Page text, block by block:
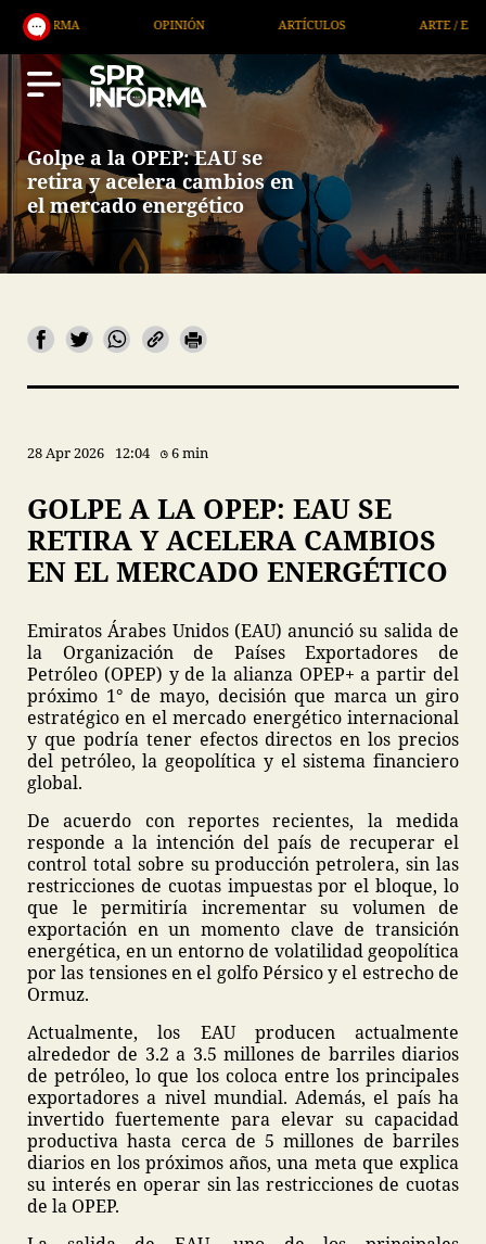
OPINIÓN ARTÍCULOS ARTE / ENTRETENIMIENTO
Golpe a la OPEP: EAU se
retira y acelera cambios en
el mercado energético
28 Apr 2026 12:04 6 min
GOLPE A LA OPEP: EAU SE
RETIRA Y ACELERA CAMBIOS
EN EL MERCADO ENERGÉTICO
Emiratos Árabes Unidos (EAU) anunció su salida de
la Organización de Países Exportadores de
Petróleo (OPEP) y de la alianza OPEP+ a partir del
próximo 1° de mayo, decisión que marca un giro
estratégico en el mercado energético internacional
y que podría tener efectos directos en los precios
del petróleo, la geopolítica y el sistema financiero
global.
De acuerdo con reportes recientes, la medida
responde a la intención del país de recuperar el
control total sobre su producción petrolera, sin las
restricciones de cuotas impuestas por el bloque, lo
que le permitiría incrementar su volumen de
exportación en un momento clave de transición
energética, en un entorno de volatilidad geopolítica
por las tensiones en el golfo Pérsico y el estrecho de
Ormuz.
Actualmente, los EAU producen actualmente
alrededor de 3.2 a 3.5 millones de barriles diarios
de petróleo, lo que los coloca entre los principales
exportadores a nivel mundial. Además, el país ha
invertido fuertemente para elevar su capacidad
productiva hasta cerca de 5 millones de barriles
diarios en los próximos años, una meta que explica
su interés en operar sin las restricciones de cuotas
de la OPEP.